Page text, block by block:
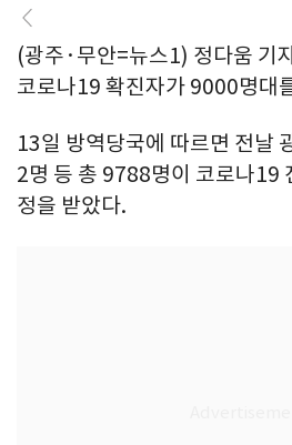
(광주·무안=뉴스1) 정다움 기
코로나19 확진자가 9000명대
13일 방역당국에 따르면 전날
2명 등 총 9788명이 코로나19
정을 받았다.